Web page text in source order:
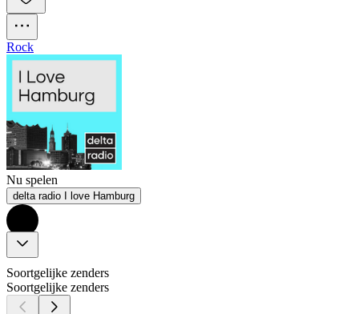
Rock
Nu spelen
delta radio I love Hamburg
Soortgelijke zenders
Soortgelijke zenders